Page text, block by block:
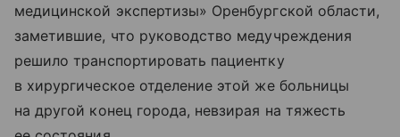
медицинской экспертизы» Оренбургской области,
заметившие, что руководство медучреждения
решило транспортировать пациентку
в хирургическое отделение этой же больницы
на другой конец города, невзирая на тяжесть